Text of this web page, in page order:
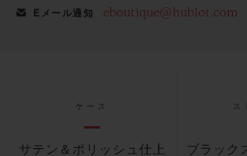
Eメール通知 eboutique@hublot.com
ケース
サテン＆ポリッシュ仕上
ス
ブラック